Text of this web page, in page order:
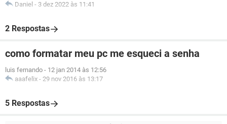
Daniel - 3 dez 2022 às 11:41
2 Respostas
como formatar meu pc me esqueci a senha
luis fernando - 12 jan 2014 às 12:56
aaafelix - 29 nov 2016 às 13:17
5 Respostas